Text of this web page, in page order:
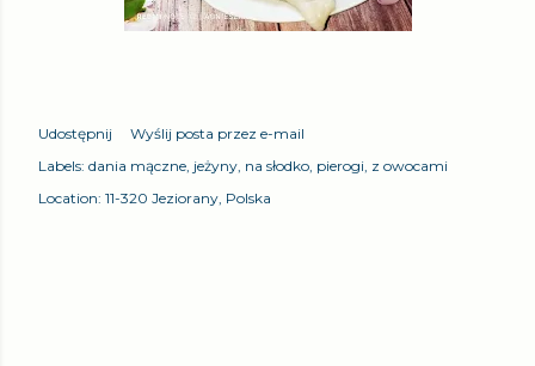
Udostępnij
Wyślij posta przez e-mail
Labels: dania mączne jeżyny na słodko pierogi z owocami
Location: 11-320 Jeziorany, Polska